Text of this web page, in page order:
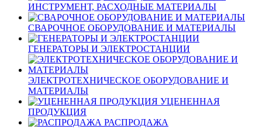
ИНСТРУМЕНТ, РАСХОДНЫЕ МАТЕРИАЛЫ
СВАРОЧНОЕ ОБОРУДОВАНИЕ И МАТЕРИАЛЫ
ГЕНЕРАТОРЫ И ЭЛЕКТРОСТАНЦИИ
ЭЛЕКТРОТЕХНИЧЕСКОЕ ОБОРУДОВАНИЕ И
МАТЕРИАЛЫ
УЦЕНЕННАЯ
ПРОДУКЦИЯ
РАСПРОДАЖА